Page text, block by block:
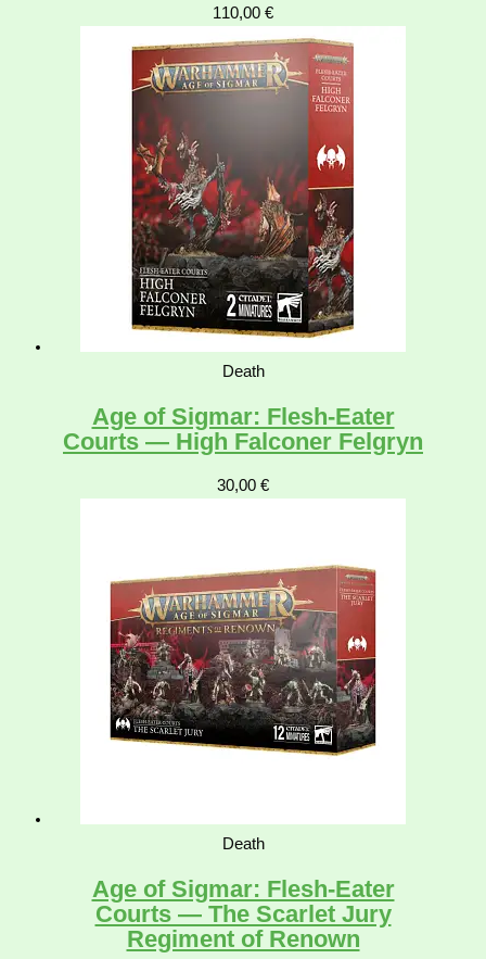
110,00 €
Death
Age of Sigmar: Flesh-Eater
Courts — High Falconer Felgryn
30,00 €
Death
Age of Sigmar: Flesh-Eater
Courts — The Scarlet Jury
Regiment of Renown